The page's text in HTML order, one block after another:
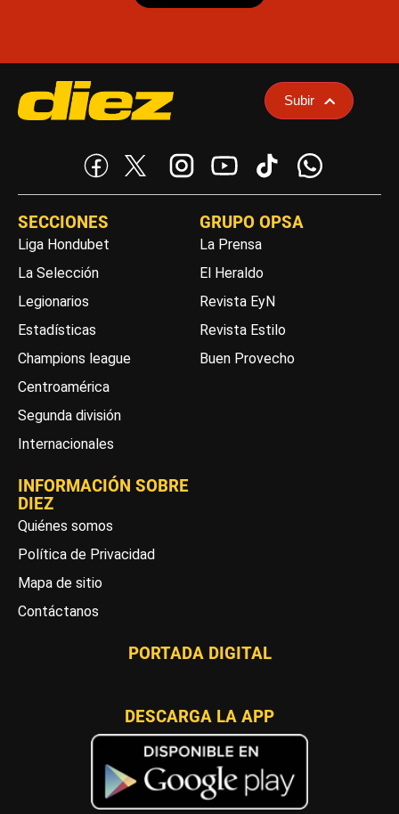
Subir
SECCIONES
Liga Hondubet
La Selección
Legionarios
Estadísticas
Champions league
Centroamérica
Segunda división
Internacionales
GRUPO OPSA
La Prensa
El Heraldo
Revista EyN
Revista Estilo
Buen Provecho
INFORMACIÓN SOBRE
DIEZ
Quiénes somos
Política de Privacidad
Mapa de sitio
Contáctanos
PORTADA DIGITAL
DESCARGA LA APP